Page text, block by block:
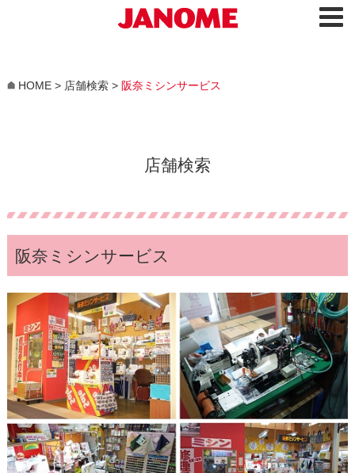
HOME> 店舗検索> 阪奈ミシンサービス
店舗検索
阪奈ミシンサービス